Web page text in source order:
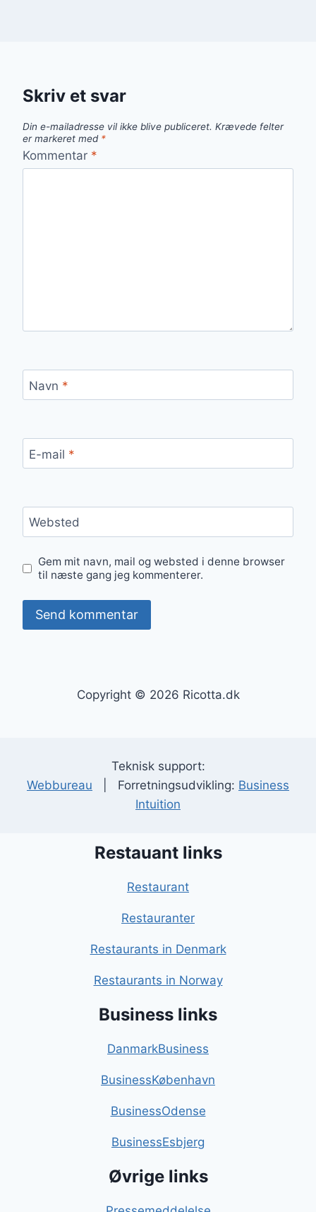
Skriv et svar
Din e-mailadresse vil ikke blive publiceret. Krævede felter
er markeret med *
Kommentar *
Navn *
E-mail *
Websted
Gem mit navn, mail og websted i denne browser
til næste gang jeg kommenterer.
Copyright © 2026 Ricotta.dk
Teknisk support:
Webbureau | Forretningsudvikling: Business
Intuition
Restauant links
Restaurant
Restauranter
Restaurants in Denmark
Restaurants in Norway
Business links
DanmarkBusiness
BusinessKøbenhavn
BusinessOdense
BusinessEsbjerg
Øvrige links